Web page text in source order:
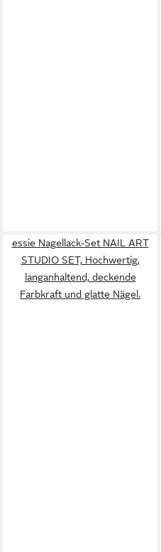
essie Nagellack-Set NAIL ART
STUDIO SET, Hochwertig,
langanhaltend, deckende
Farbkraft und glatte Nägel.